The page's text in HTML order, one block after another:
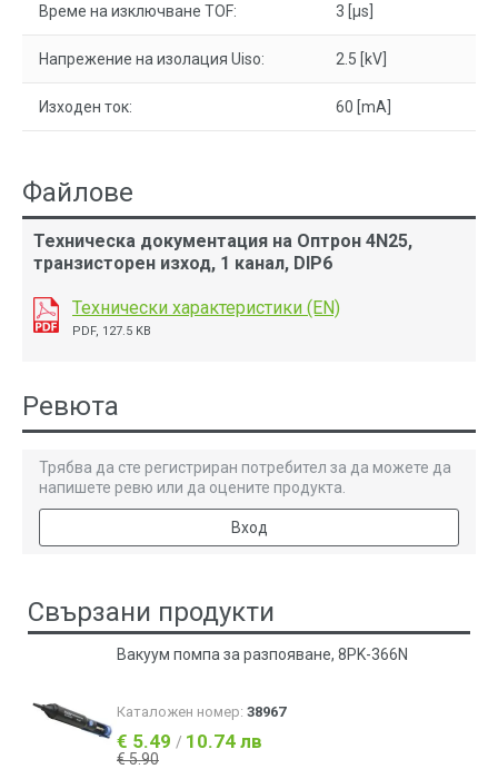
Време на изключване TOF: 3 [µs]
Напрежение на изолация Uiso: 2.5 [kV]
Изходен ток: 60 [mA]
Файлове
Техническа документация на Оптрон 4N25,
транзисторен изход, 1 канал, DIP6
Технически характеристики (EN)
PDF, 127.5 KB
Ревюта
Трябва да сте регистриран потребител за да можете да
напишете ревю или да оцените продукта.
Вход
Свързани продукти
Вакуум помпа за разпояване, 8PK-366N
Каталожен номер: 38967
€ 5.49 / 10.74 лв
€ 5.90